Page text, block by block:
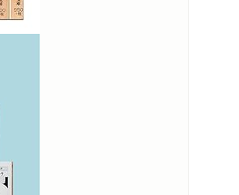
子さん（翻訳
和子個人全訳 「シェ